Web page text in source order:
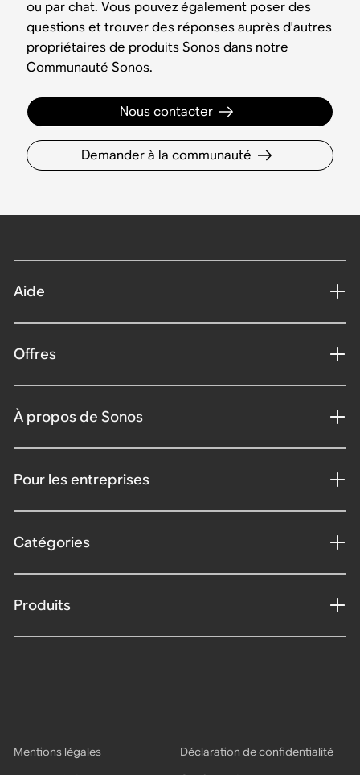
ou par chat. Vous pouvez également poser des
questions et trouver des réponses auprès d'autres
propriétaires de produits Sonos dans notre
Communauté Sonos.
Nous contacter
Demander à la communauté
Aide
Offres
À propos de Sonos
Pour les entreprises
Catégories
Produits
Mentions légales
Déclaration de confidentialité